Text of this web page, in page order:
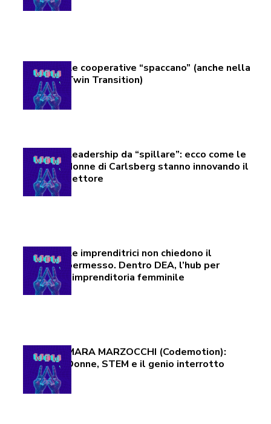
Le cooperative “spaccano” (anche nella
Twin Transition)
Leadership da “spillare”: ecco come le
donne di Carlsberg stanno innovando il
settore
Le imprenditrici non chiedono il
permesso. Dentro DEA, l’hub per
l’imprenditoria femminile
MARA MARZOCCHI (Codemotion):
Donne, STEM e il genio interrotto